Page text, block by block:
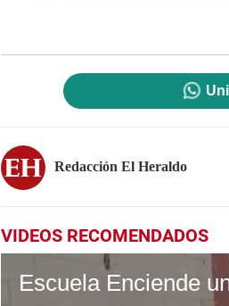
Redacción El Heraldo
VIDEOS RECOMENDADOS